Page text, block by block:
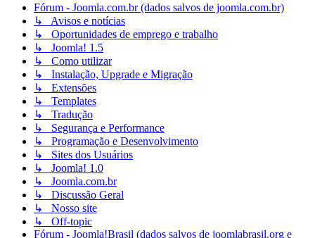
Fórum - Joomla.com.br (dados salvos de joomla.com.br)
↳ Avisos e notícias
↳ Oportunidades de emprego e trabalho
↳ Joomla! 1.5
↳ Como utilizar
↳ Instalação, Upgrade e Migração
↳ Extensões
↳ Templates
↳ Tradução
↳ Segurança e Performance
↳ Programação e Desenvolvimento
↳ Sites dos Usuários
↳ Joomla! 1.0
↳ Joomla.com.br
↳ Discussão Geral
↳ Nosso site
↳ Off-topic
Fórum - Joomla!Brasil (dados salvos de joomlabrasil.org e